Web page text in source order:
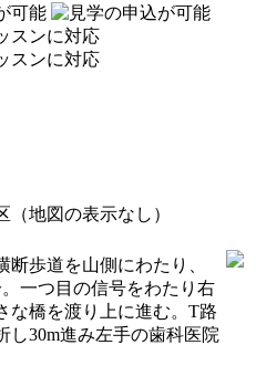
地図の表示なし）
歩道を山側にわたり、
一つ目の信号をわたり右
な橋を渡り上に進む。T路
し30m進み左手の歯科医院